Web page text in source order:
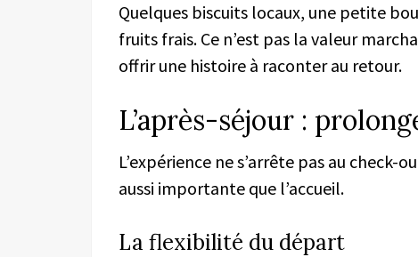
Quelques biscuits locaux, une petite
fruits frais. Ce n’est pas la valeur
offrir une histoire à raconter au retour.
L’après-séjour :
L’expérience ne s’arrête pas au
aussi importante que l’accueil.
La flexibilité du départ